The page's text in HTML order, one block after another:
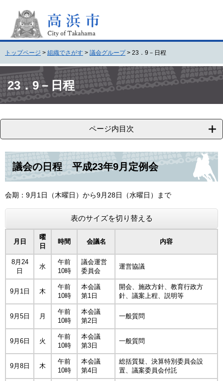
頭
で
す
。
飛
ば
し
て
本
へ
トップページ > 組織でさがす > 議会グループ > 23．9－日程
文23．9－日程
ページ内目次
議会の日程 平成23年9月定例会
会期：9月1日（木曜日）から9月28日（水曜日）まで
表のサイズを切り替える
月日
曜
日
時間 会議名 内容
8月24
日
水
午前
10時
議会運営
委員会
運営協議
9月1日 木
午前
10時
本会議
第1日
開会、施政方針、教育行政方
針、議案上程、説明等
9月5日 月
午前
10時
本会議
第2日
一般質問
9月6日 火
午前
10時
本会議
第3日
一般質問
9月8日 木
午前
10時
本会議
第4日
総括質疑、決算特別委員会設
置、議案委員会付託